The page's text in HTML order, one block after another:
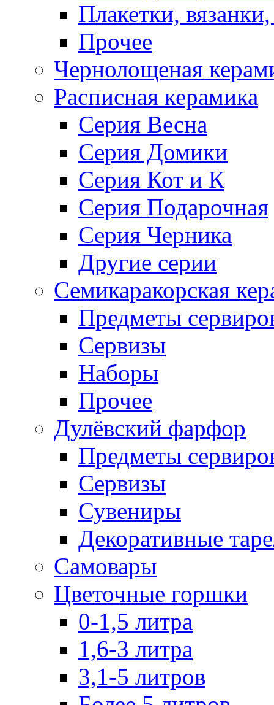
Плакетки,
Прочее
Чернолощеная
Расписная керамика
Серия Весна
Серия Домики
Серия Кот и К
Серия Подарочная
Серия Черника
Другие серии
Семикаракорская
Предметы
Сервизы
Наборы
Прочее
Дулёвский фарфор
Предметы
Сервизы
Сувениры
Декоративные
Самовары
Цветочные горшки
0-1,5 литра
1,6-3 литра
3,1-5 литров